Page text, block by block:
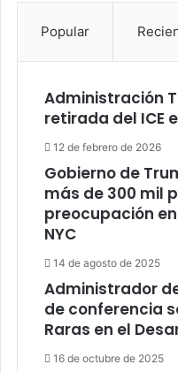
Popular
Administración
retirada del ICE
12 de febrero de 2026
Gobierno de
más de 300 mil
preocupación
NYC
14 de agosto de 2025
Administrador
de conferencia
Raras en el
16 de octubre de 2025